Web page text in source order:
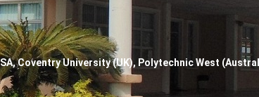
Coventry University (UK), Polytechnic West